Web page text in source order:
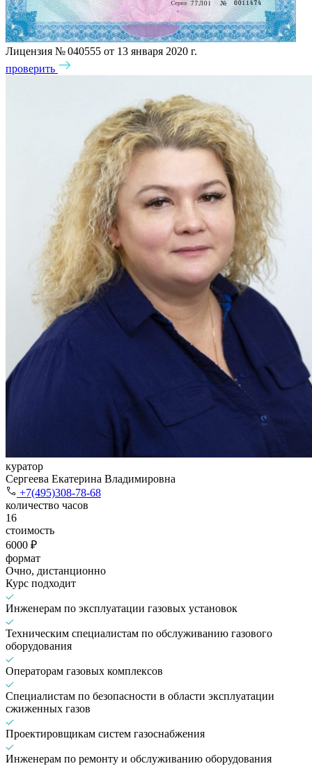
Лицензия № 040555 от 13 января 2020 г.
проверить
куратор
Сергеева Екатерина Владимировна
+7(495)308-78-68
количество часов
16
стоимость
6000 ₽
формат
Очно, дистанционно
Курс подходит
Инженерам по эксплуатации газовых установок
Техническим специалистам по обслуживанию газового
оборудования
Операторам газовых комплексов
Специалистам по безопасности в области эксплуатации
сжиженных газов
Проектировщикам систем газоснабжения
Инженерам по ремонту и обслуживанию оборудования